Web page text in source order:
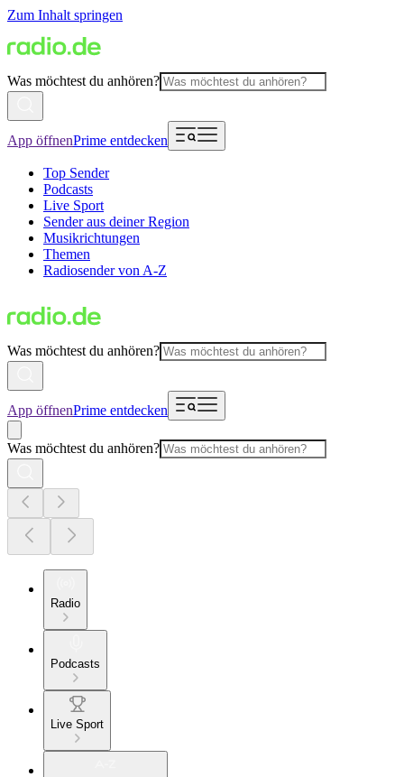
Zum Inhalt springen
Was möchtest du anhören?
App öffnenPrime entdecken
Top Sender
Podcasts
Live Sport
Sender aus deiner Region
Musikrichtungen
Themen
Radiosender von A-Z
Was möchtest du anhören?
App öffnenPrime entdecken
Was möchtest du anhören?
Radio
Podcasts
Live Sport